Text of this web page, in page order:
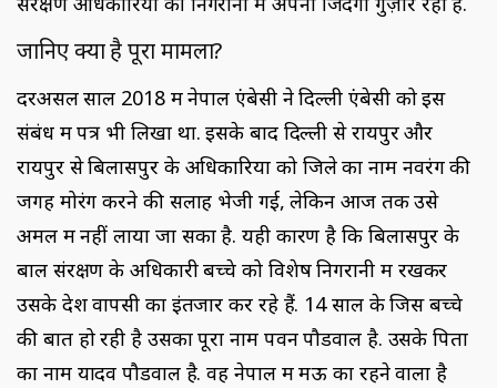
जानिए क्या है पूरा मामला?
दरअसल साल 2018 में नेपाल एंबेसी ने दिल्ली एंबेसी को इस
संबंध में पत्र भी लिखा था. इसके बाद दिल्ली से रायपुर और
रायपुर से बिलासपुर के अधिकारियों को जिले का नाम नवरंग की
जगह मोरंग करने की सलाह भेजी गई, लेकिन आज तक उसे
अमल में नहीं लाया जा सका है. यही कारण है कि बिलासपुर के
बाल संरक्षण के अधिकारी बच्चे को विशेष निगरानी में रखकर
उसके देश वापसी का इंतजार कर रहे हैं. 14 साल के जिस बच्चे
की बात हो रही है उसका पूरा नाम पवन पौडवाल है. उसके पिता
का नाम यादव पौडवाल है. वह नेपाल में मऊ का रहने वाला है